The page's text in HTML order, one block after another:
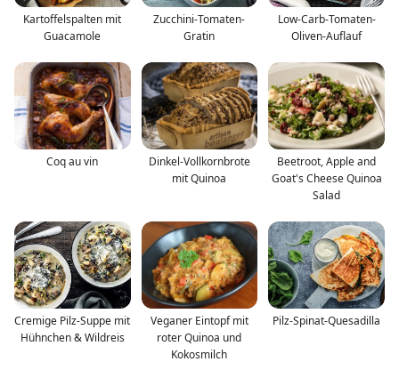
Kartoffelspalten mit
Guacamole
Zucchini-Tomaten-
Gratin
Low-Carb-Tomaten-
Oliven-Auflauf
Coq au vin
Dinkel-Vollkornbrote
mit Quinoa
Beetroot, Apple and
Goat's Cheese Quinoa
Salad
Cremige Pilz-Suppe mit
Hühnchen & Wildreis
Veganer Eintopf mit
roter Quinoa und
Kokosmilch
Pilz-Spinat-Quesadilla